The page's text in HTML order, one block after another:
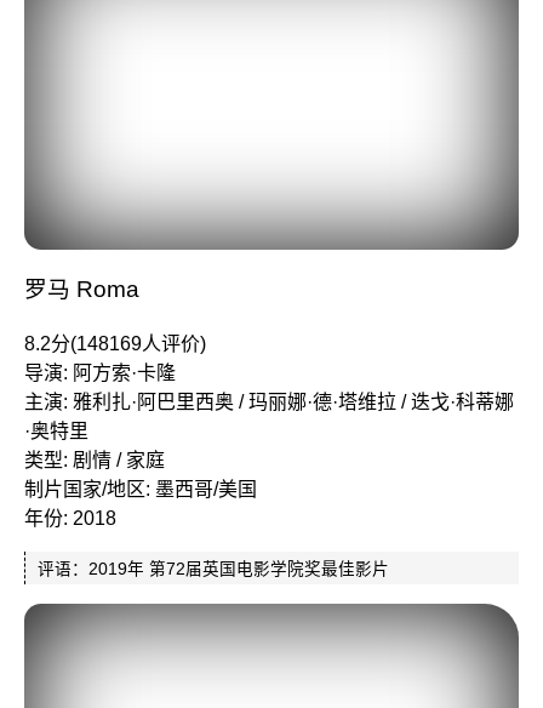
罗马 Roma
8.2分(148169人评价)
导演: 阿方索·卡隆
主演: 雅利扎·阿巴里西奥 / 玛丽娜·德·塔维拉 / 迭戈·科蒂娜
·奥特里
类型: 剧情 / 家庭
制片国家/地区: 墨西哥/美国
年份: 2018
评语：2019年 第72届英国电影学院奖最佳影片